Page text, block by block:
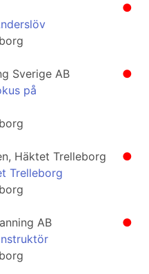
●
●
Sverige AB
på
●
Häktet Trelleborg
Trelleborg
●
AB